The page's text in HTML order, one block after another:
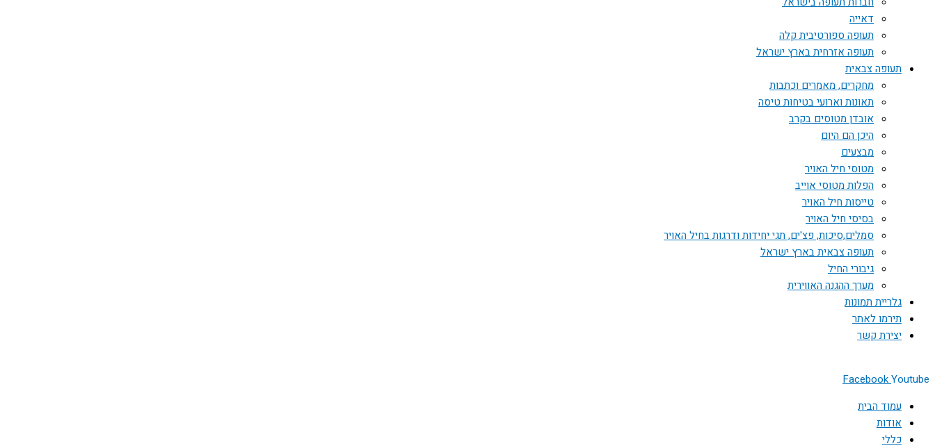
דאייה
תעופה ספורטיבית קלה
תעופה אזרחית בארץ ישראל
תעופה צבאית
מחקרים, מאמרים וכתבות
תאונות וארועי בטיחות טיסה
אובדן מטוסים בקרב
היכן הם היום
מבצעים
מטוסי חיל האויר
הפלות מטוסי אוייב
טייסות חיל האויר
בסיסי חיל האויר
סמלים,סיכות, פצ'ים, תגי יחידות ודרגות בחיל האויר
תעופה צבאית בארץ ישראל
גיבורי החיל
מערך ההגנה האווירית
גלריית תמונות
תירמו לאתר
יצירת קשר
FacebookYoutube
עמוד הבית
אודות
כללי